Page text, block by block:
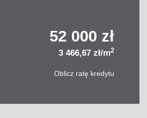
52 000 zł
3 466,67 zł/m2
Oblicz ratę kredytu